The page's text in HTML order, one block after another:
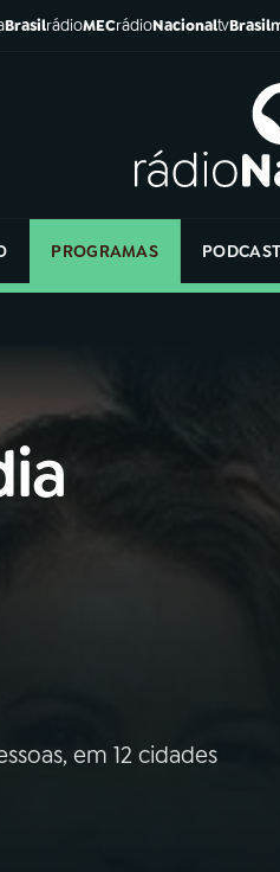
BrasilrádioMECrádioNacionaltvBrasil
PROGRAMAS
em 12 cidades